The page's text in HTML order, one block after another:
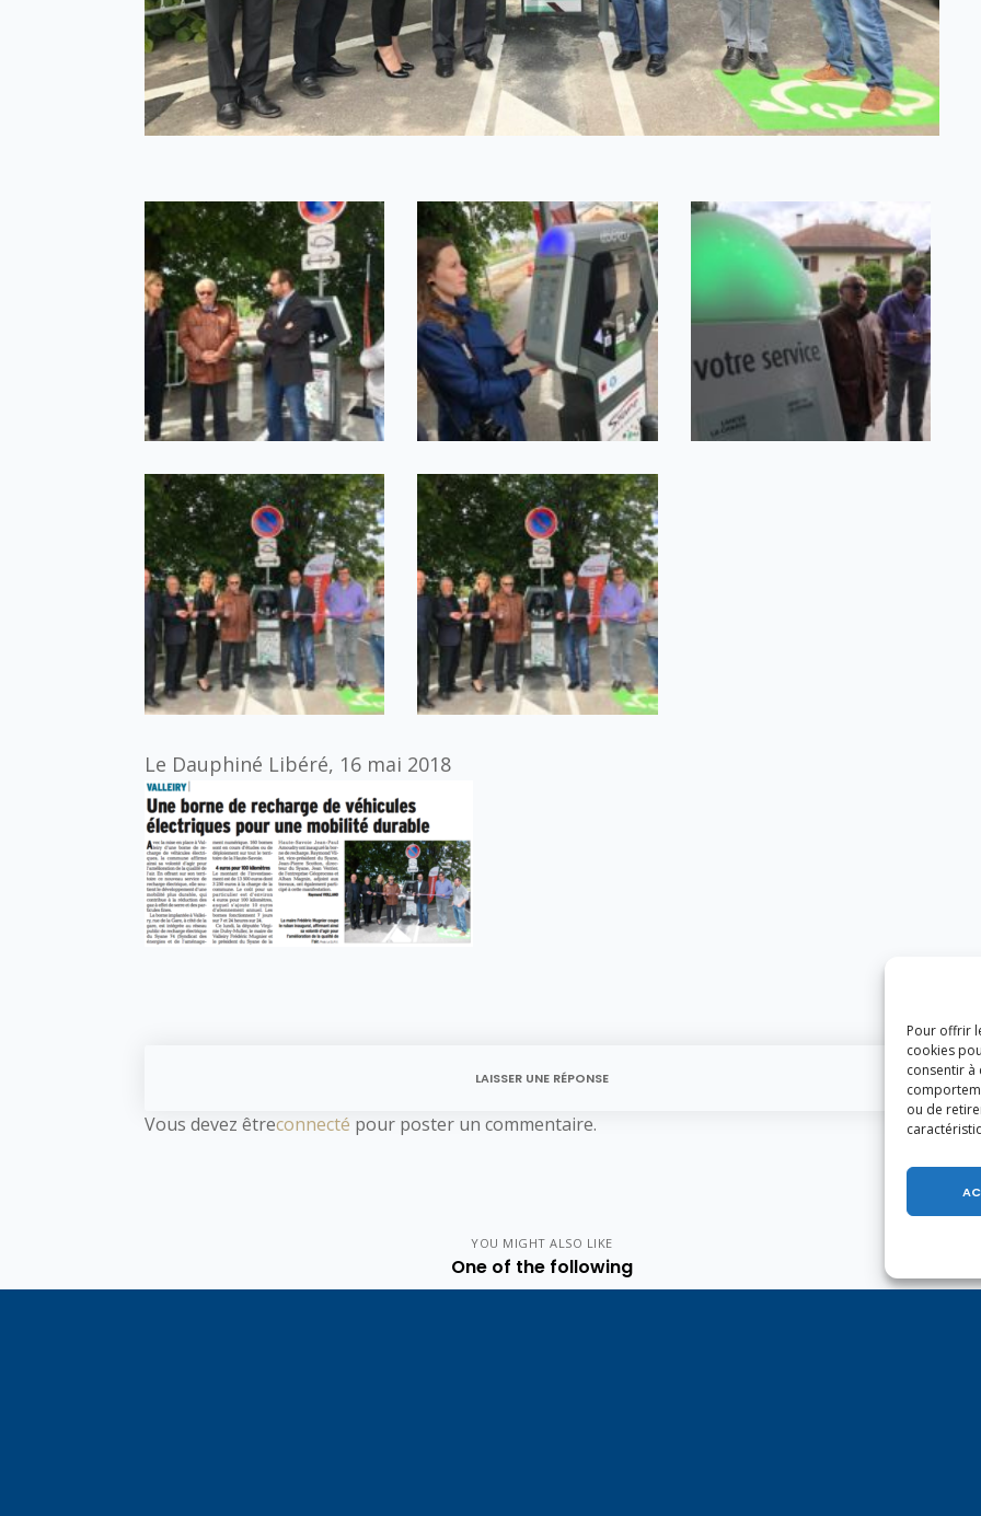
Pour offrir
cookies
consentir à
ou de
Le Dauphiné Libéré, 16 mai 2018
LAISSER UNE RÉPONSE
Vous devez êtreconnecté pour poster un commentaire.
YOU MIGHT ALSO LIKE
One of the following